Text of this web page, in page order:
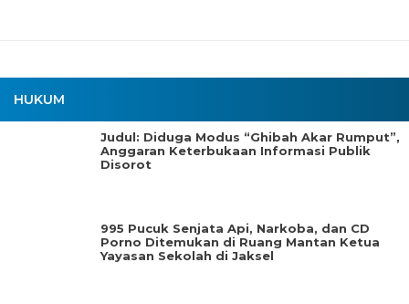
HUKUM
Judul: Diduga Modus “Ghibah Akar Rumput”,
Anggaran Keterbukaan Informasi Publik
Disorot
995 Pucuk Senjata Api, Narkoba, dan CD
Porno Ditemukan di Ruang Mantan Ketua
Yayasan Sekolah di Jaksel